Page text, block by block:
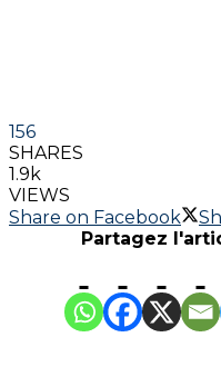
156
SHARES
1.9k
VIEWS
Share on Facebook
Partagez